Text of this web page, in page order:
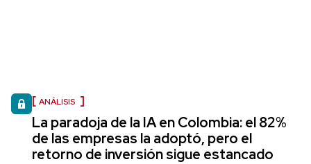
ANÁLISIS
La paradoja de la IA en Colombia: el 82%
de las empresas la adoptó, pero el
retorno de inversión sigue estancado